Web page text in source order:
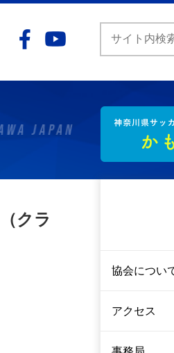
クラ
協会につい
アクセス